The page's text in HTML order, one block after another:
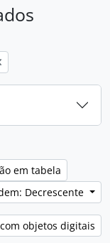
em tabela
Decrescente
objetos digitais